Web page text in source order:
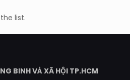
list.
BINH VÀ XÃ HỘI TP.HCM